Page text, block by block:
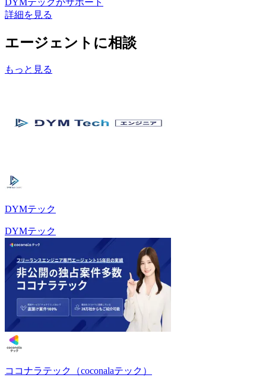
詳細を見る
エージェントに相談
もっと見る
DYMテック
DYMテック
ココナラテック（coconalaテック）